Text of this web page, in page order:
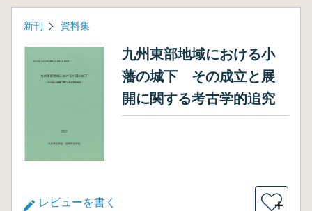
新刊 資料集
九州東部地域における小
藩の城下 その成立と展
開に関する考古学的追究
レビューを書く ＋